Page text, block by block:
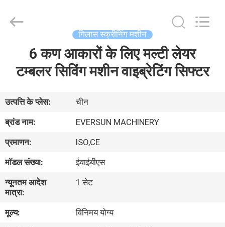
वीआर
दिखाएँ
हमारे
बारे
गिलास स्क्रीनिंग मशीन
6 कण आकारों के लिए मल्टी लेयर
टम्बलर सिविंग मशीन वाइब्रेटिंग सिफ्टर
उत्पत्ति के प्लेस:
चीन
ब्रांड नाम:
EVERSUN MACHINERY
प्रमाणन:
ISO,CE
मॉडल संख्या:
ईवाईबीएस
न्यूनतम आदेश
मात्रा:
1 सेट
मूल्य:
विनिमय योग्य